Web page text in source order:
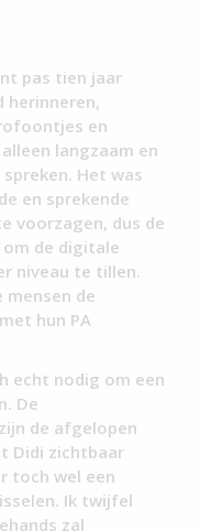
pas tien jaar
herinneren,
en
langzaam en
Het was
en sprekende
voorzagen, dus de
de digitale
niveau te tillen.
mensen de
hun PA
echt nodig om een
De
de afgelopen
Didi zichtbaar
toch wel een
Ik twijfel
zal